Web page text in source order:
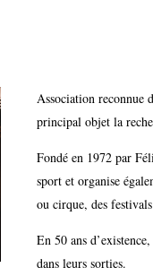
Association reconnue
principal objet la
Fondé en 1972 par
sport et organise
ou cirque, des
En 50 ans
dans leurs sorties.